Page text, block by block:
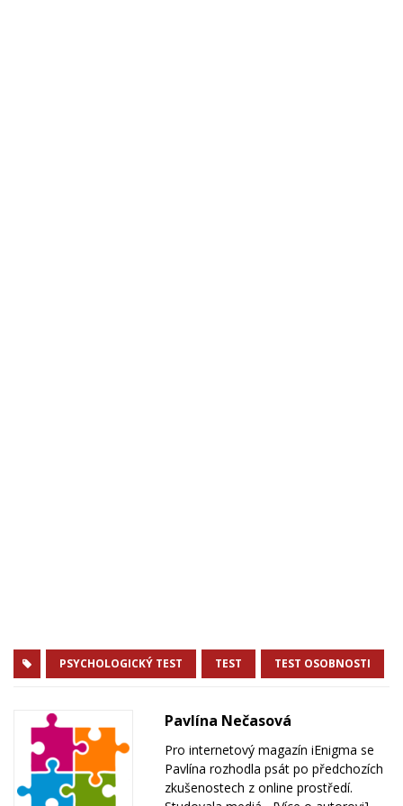
PSYCHOLOGICKÝ TEST TEST TEST OSOBNOSTI
Pavlína Nečasová
Pro internetový magazín iEnigma se
Pavlína rozhodla psát po předchozích
zkušenostech z online prostředí.